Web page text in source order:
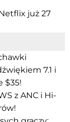
już 27
7.1 i
$35!
z ANC i Hi-